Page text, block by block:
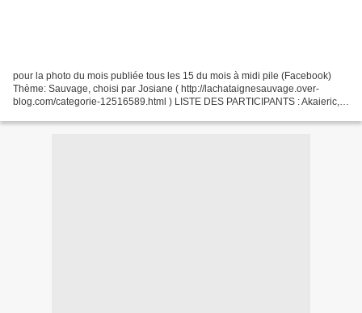
pour la photo du mois publiée tous les 15 du mois à midi pile (Facebook)
Thème: Sauvage, choisi par Josiane ( http://lachataignesauvage.over-
blog.com/categorie-12516589.html ) LISTE DES PARTICIPANTS : Akaieric,